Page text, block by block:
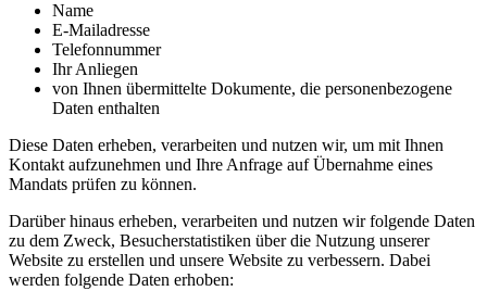
Name
E-Mailadresse
Telefonnummer
Ihr Anliegen
von Ihnen übermittelte Dokumente, die personenbezogene
Daten enthalten
Diese Daten erheben, verarbeiten und nutzen wir, um mit Ihnen
Kontakt aufzunehmen und Ihre Anfrage auf Übernahme eines
Mandats prüfen zu können.
Darüber hinaus erheben, verarbeiten und nutzen wir folgende Daten
zu dem Zweck, Besucherstatistiken über die Nutzung unserer
Website zu erstellen und unsere Website zu verbessern. Dabei
werden folgende Daten erhoben: